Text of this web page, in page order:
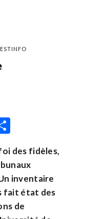
des fidèles,
inventaire
fait état des
de